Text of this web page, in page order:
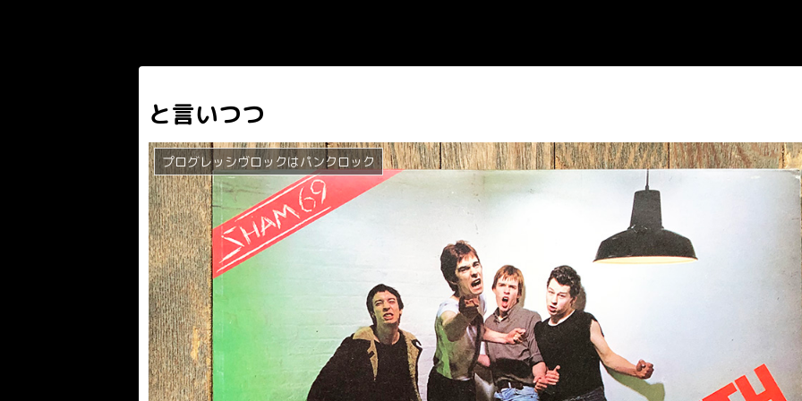
と言いつつ
プログレッシヴロックはパンクロック